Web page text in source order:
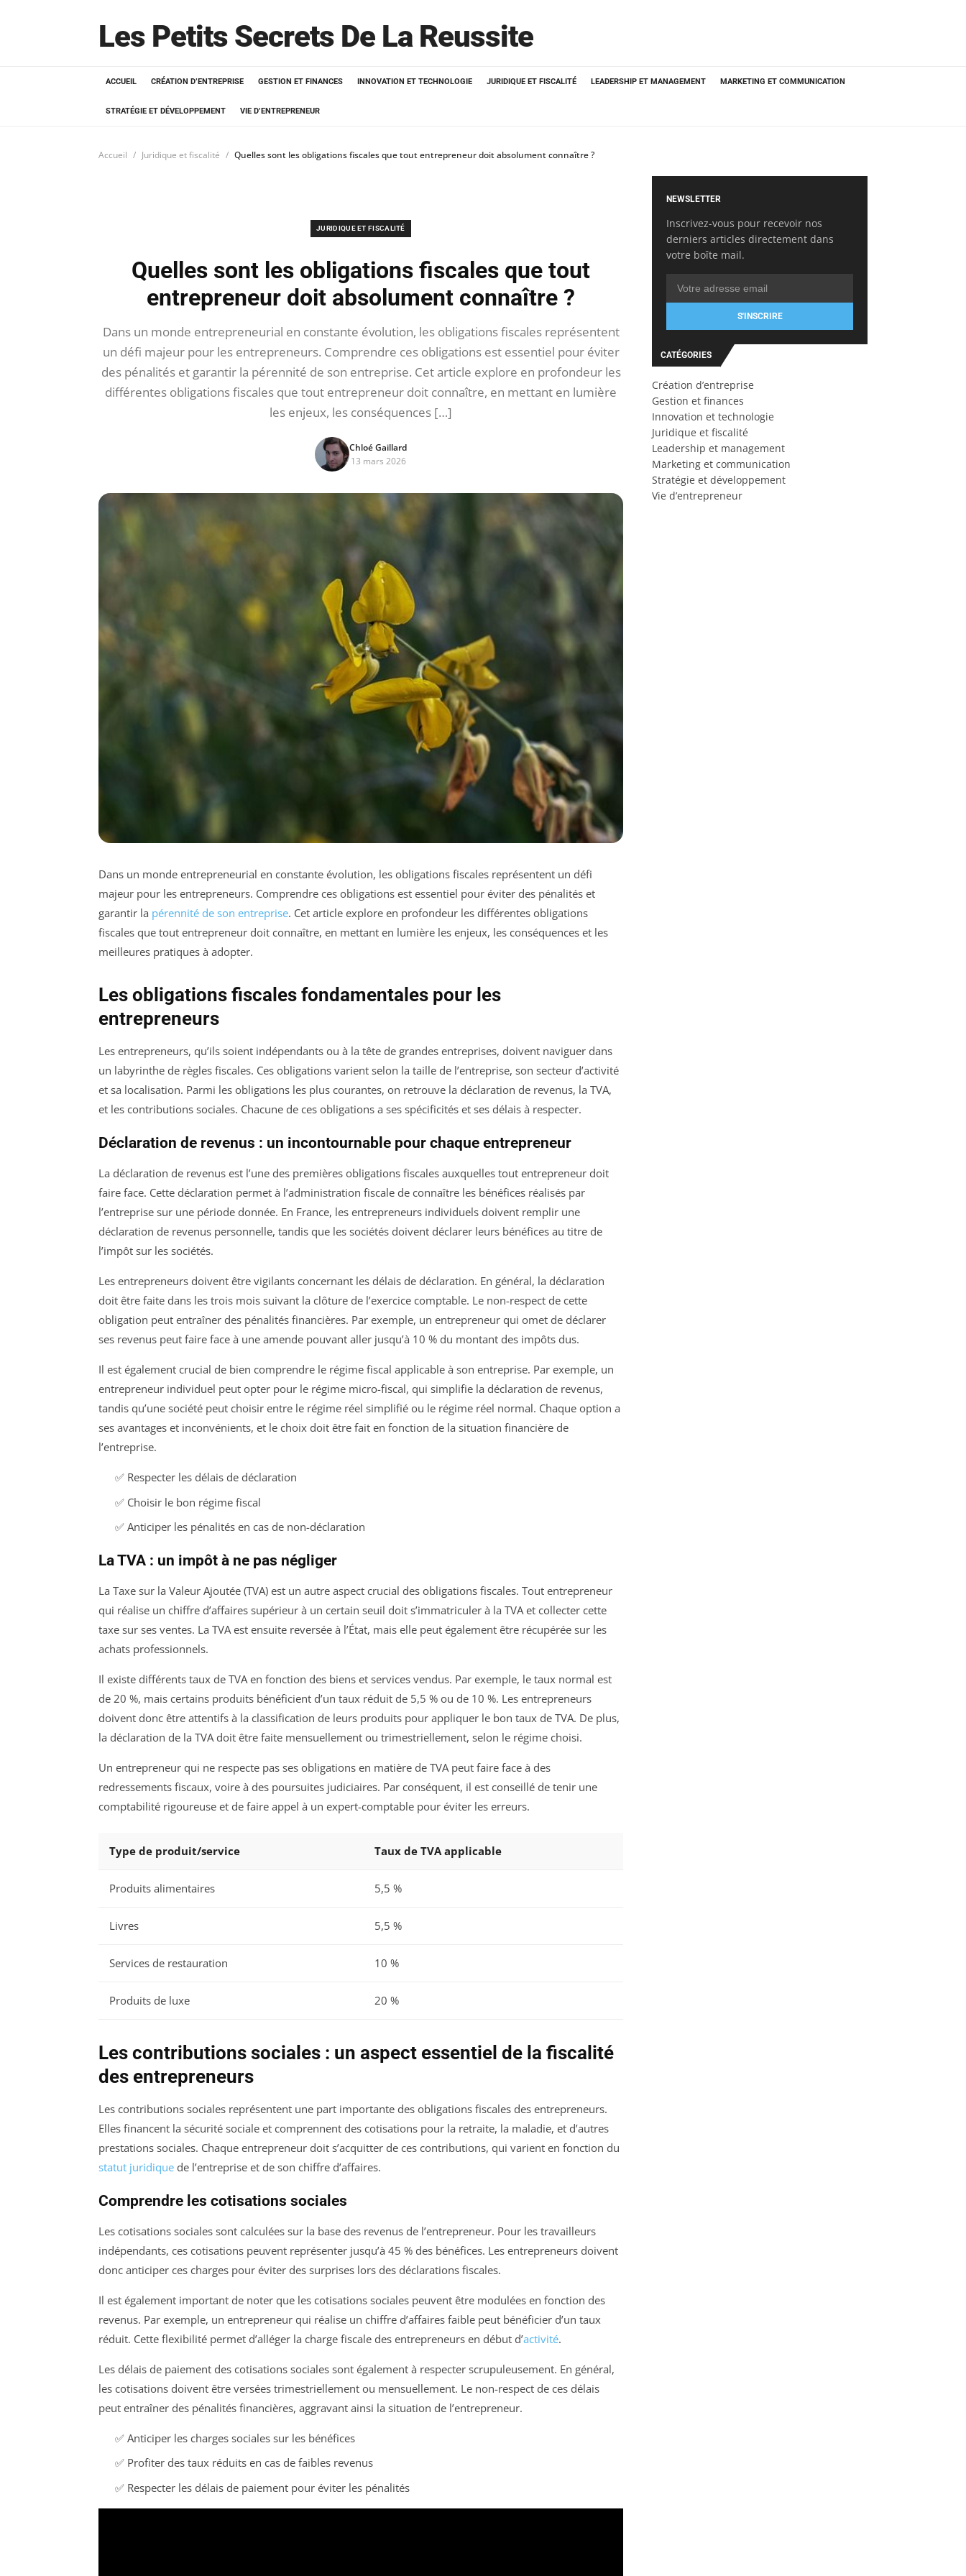
Les Petits Secrets De La Reussite
ACCUEIL CRÉATION D’ENTREPRISE GESTION ET FINANCES INNOVATION ET TECHNOLOGIE JURIDIQUE ET FISCALITÉ LEADERSHIP ET MANAGEMENT MARKETING ET COMMUNICATION
STRATÉGIE ET DÉVELOPPEMENT VIE D’ENTREPRENEUR
Accueil Juridique et fiscalité Quelles sont les obligations fiscales que tout entrepreneur doit absolument connaître ?
JURIDIQUE ET FISCALITÉ
Quelles sont les obligations fiscales que tout
entrepreneur doit absolument connaître ?
Dans un monde entrepreneurial en constante évolution, les obligations fiscales représentent
un défi majeur pour les entrepreneurs. Comprendre ces obligations est essentiel pour éviter
des pénalités et garantir la pérennité de son entreprise. Cet article explore en profondeur les
différentes obligations fiscales que tout entrepreneur doit connaître, en mettant en lumière
les enjeux, les conséquences […]
Chloé Gaillard
13 mars 2026
Dans un monde entrepreneurial en constante évolution, les obligations fiscales représentent un défi
majeur pour les entrepreneurs. Comprendre ces obligations est essentiel pour éviter des pénalités et
garantir la pérennité de son entreprise. Cet article explore en profondeur les différentes obligations
fiscales que tout entrepreneur doit connaître, en mettant en lumière les enjeux, les conséquences et les
meilleures pratiques à adopter.
Les obligations fiscales fondamentales pour les
entrepreneurs
Les entrepreneurs, qu’ils soient indépendants ou à la tête de grandes entreprises, doivent naviguer dans
un labyrinthe de règles fiscales. Ces obligations varient selon la taille de l’entreprise, son secteur d’activité
et sa localisation. Parmi les obligations les plus courantes, on retrouve la déclaration de revenus, la TVA,
et les contributions sociales. Chacune de ces obligations a ses spécificités et ses délais à respecter.
Déclaration de revenus : un incontournable pour chaque entrepreneur
La déclaration de revenus est l’une des premières obligations fiscales auxquelles tout entrepreneur doit
faire face. Cette déclaration permet à l’administration fiscale de connaître les bénéfices réalisés par
l’entreprise sur une période donnée. En France, les entrepreneurs individuels doivent remplir une
déclaration de revenus personnelle, tandis que les sociétés doivent déclarer leurs bénéfices au titre de
l’impôt sur les sociétés.
Les entrepreneurs doivent être vigilants concernant les délais de déclaration. En général, la déclaration
doit être faite dans les trois mois suivant la clôture de l’exercice comptable. Le non-respect de cette
obligation peut entraîner des pénalités financières. Par exemple, un entrepreneur qui omet de déclarer
ses revenus peut faire face à une amende pouvant aller jusqu’à 10 % du montant des impôts dus.
Il est également crucial de bien comprendre le régime fiscal applicable à son entreprise. Par exemple, un
entrepreneur individuel peut opter pour le régime micro-fiscal, qui simplifie la déclaration de revenus,
tandis qu’une société peut choisir entre le régime réel simplifié ou le régime réel normal. Chaque option a
ses avantages et inconvénients, et le choix doit être fait en fonction de la situation financière de
l’entreprise.
✅ Respecter les délais de déclaration
✅ Choisir le bon régime fiscal
✅ Anticiper les pénalités en cas de non-déclaration
La TVA : un impôt à ne pas négliger
La Taxe sur la Valeur Ajoutée (TVA) est un autre aspect crucial des obligations fiscales. Tout entrepreneur
qui réalise un chiffre d’affaires supérieur à un certain seuil doit s’immatriculer à la TVA et collecter cette
taxe sur ses ventes. La TVA est ensuite reversée à l’État, mais elle peut également être récupérée sur les
achats professionnels.
Il existe différents taux de TVA en fonction des biens et services vendus. Par exemple, le taux normal est
de 20 %, mais certains produits bénéficient d’un taux réduit de 5,5 % ou de 10 %. Les entrepreneurs
doivent donc être attentifs à la classification de leurs produits pour appliquer le bon taux de TVA. De plus,
la déclaration de la TVA doit être faite mensuellement ou trimestriellement, selon le régime choisi.
Un entrepreneur qui ne respecte pas ses obligations en matière de TVA peut faire face à des
redressements fiscaux, voire à des poursuites judiciaires. Par conséquent, il est conseillé de tenir une
comptabilité rigoureuse et de faire appel à un expert-comptable pour éviter les erreurs.
Type de produit/service Taux de TVA applicable
Produits alimentaires 5,5 %
Livres 5,5 %
Services de restauration 10 %
Produits de luxe 20 %
Les contributions sociales : un aspect essentiel de la fiscalité
des entrepreneurs
Les contributions sociales représentent une part importante des obligations fiscales des entrepreneurs.
Elles financent la sécurité sociale et comprennent des cotisations pour la retraite, la maladie, et d’autres
prestations sociales. Chaque entrepreneur doit s’acquitter de ces contributions, qui varient en fonction du
statut juridique de l’entreprise et de son chiffre d’affaires.
Comprendre les cotisations sociales
Les cotisations sociales sont calculées sur la base des revenus de l’entrepreneur. Pour les travailleurs
indépendants, ces cotisations peuvent représenter jusqu’à 45 % des bénéfices. Les entrepreneurs doivent
donc anticiper ces charges pour éviter des surprises lors des déclarations fiscales.
Il est également important de noter que les cotisations sociales peuvent être modulées en fonction des
revenus. Par exemple, un entrepreneur qui réalise un chiffre d’affaires faible peut bénéficier d’un taux
réduit. Cette flexibilité permet d’alléger la charge fiscale des entrepreneurs en début d’activité.
Les délais de paiement des cotisations sociales sont également à respecter scrupuleusement. En général,
les cotisations doivent être versées trimestriellement ou mensuellement. Le non-respect de ces délais
peut entraîner des pénalités financières, aggravant ainsi la situation de l’entrepreneur.
✅ Anticiper les charges sociales sur les bénéfices
✅ Profiter des taux réduits en cas de faibles revenus
✅ Respecter les délais de paiement pour éviter les pénalités
NEWSLETTER
Inscrivez-vous pour recevoir nos
derniers articles directement dans
votre boîte mail.
S'INSCRIRE
CATÉGORIES
Création d’entreprise
Gestion et finances
Innovation et technologie
Juridique et fiscalité
Leadership et management
Marketing et communication
Stratégie et développement
Vie d’entrepreneur